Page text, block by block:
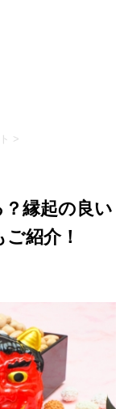
>
縁起の良い
紹介！